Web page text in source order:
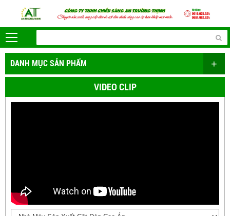
DANH MỤC SẢN PHẨM +
VIDEO CLIP